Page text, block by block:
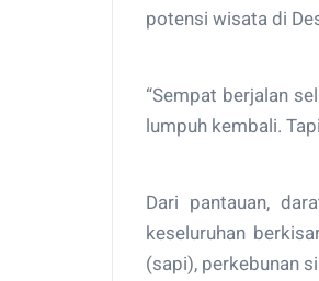
potensi wisata di
“Sempat berjalan
lumpuh kembali.
Dari pantauan,
keseluruhan
(sapi), perkebunan